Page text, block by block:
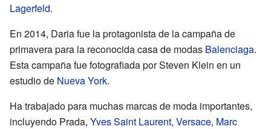
Lagerfeld.
En 2014, Daria fue la protagonista de la campaña de
primavera para la reconocida casa de modas Balenciaga.
Esta campaña fue fotografiada por Steven Klein en un
estudio de Nueva York.
Ha trabajado para muchas marcas de moda importantes,
incluyendo Prada, Yves Saint Laurent, Versace, Marc